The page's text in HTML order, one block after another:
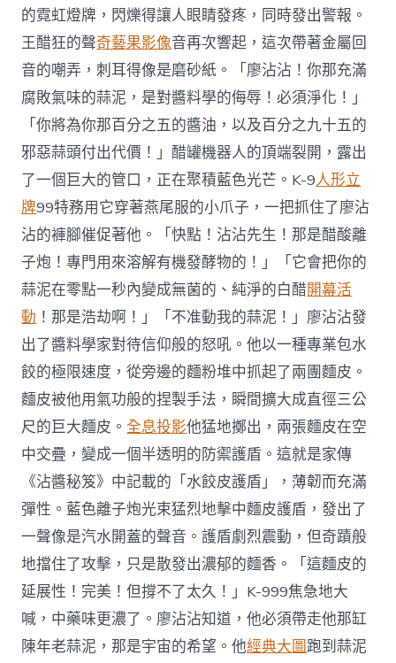
的霓虹燈牌，閃爍得讓人眼睛發疼，同時發出警報。
王醋狂的聲奇藝果影像音再次響起，這次帶著金屬回
音的嘲弄，刺耳得像是磨砂紙。「廖沾沾！你那充滿
腐敗氣味的蒜泥，是對醬料學的侮辱！必須淨化！」
「你將為你那百分之五的醬油，以及百分之九十五的
邪惡蒜頭付出代價！」醋罐機器人的頂端裂開，露出
了一個巨大的管口，正在聚積藍色光芒。K-9人形立
牌99特務用它穿著燕尾服的小爪子，一把抓住了廖沾
沾的褲腳催促著他。「快點！沾沾先生！那是醋酸離
子炮！專門用來溶解有機發酵物的！」「它會把你的
蒜泥在零點一秒內變成無菌的、純淨的白醋開幕活
動 ！那是浩劫啊！」「不准動我的蒜泥！」廖沾沾發
出了醬料學家對待信仰般的怒吼。他以一種專業包水
餃的極限速度，從旁邊的麵粉堆中抓起了兩團麵皮。
麵皮被他用氣功般的捏製手法，瞬間擴大成直徑三公
尺的巨大麵皮。全息投影他猛地擲出，兩張麵皮在空
中交疊，變成一個半透明的防禦護盾。這就是家傳
《沾醬秘笈》中記載的「水餃皮護盾」，薄韌而充滿
彈性。藍色離子炮光束猛烈地擊中麵皮護盾，發出了
一聲像是汽水開蓋的聲音。護盾劇烈震動，但奇蹟般
地擋住了攻擊，只是散發出濃郁的麵香。「這麵皮的
延展性！完美！但撐不了太久！」K-999焦急地大
喊，中藥味更濃了。廖沾沾知道，他必須帶走他那缸
陳年老蒜泥，那是宇宙的希望。他經典大圖跑到蒜泥